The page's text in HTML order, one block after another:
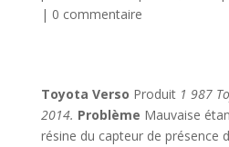
| 0 commentaire
Toyota Verso Produit 1 987
2014. Problème Mauvaise
résine du capteur de présence